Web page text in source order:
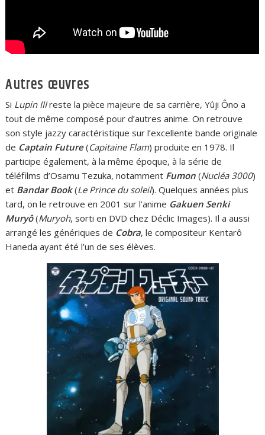
Autres œuvres
Si Lupin IIIreste la pièce majeure de sa carrière, Yûji Ôno a
tout de même composé pour d’autres anime. On retrouve
son style jazzy caractéristique sur l’excellente bande originale
de Captain Future(Capitaine Flam) produite en 1978. Il
participe également, à la même époque, à la série de
téléfilms d’Osamu Tezuka, notamment Fumon (Nucléa 3000)
et Bandar Book(Le Prince du soleil). Quelques années plus
tard, on le retrouve en 2001 sur l’anime Gakuen Senki
Muryô(Muryoh, sorti en DVD chez Déclic Images). Il a aussi
arrangé les génériques de Cobra, le compositeur Kentarô
Haneda ayant été l’un de ses élèves.